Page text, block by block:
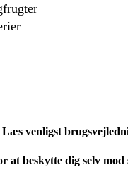
Læs venligst
at beskytte dig selv